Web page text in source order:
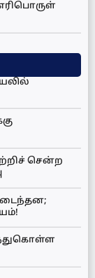
எரிபொருள்
சென்ற